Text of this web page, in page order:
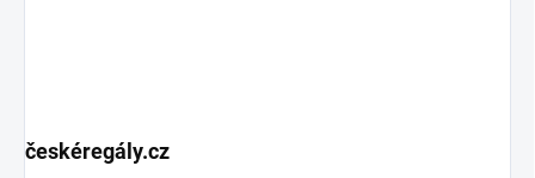
českéregály.cz